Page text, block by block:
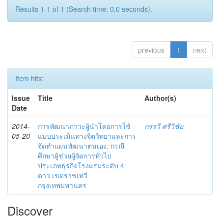
Results 1-1 of 1 (Search time: 0.0 seconds).
previous 1 next
Item hits:
Issue
Date
Title Author(s)
2014-
05-20
การพัฒนาภาวะผู้นำโดยการใช้
แบบประเมินทางจิตวิทยาและการ
จัดทำแผนพัฒนาตนเอง: กรณี
ศึกษาผู้ช่วยผู้จัดการทั่วไป
ประเภทธุรกิจโรงแรมระดับ 4
ดาว เขตราชเทวี
กรุงเทพมหานคร
กรรวี ศรีวิชัย
Discover